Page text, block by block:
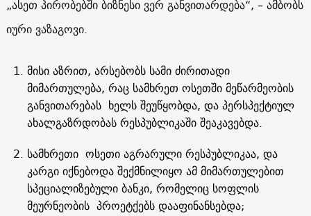
„ასეთ პირობებში ბიზნესი ვერ განვითარდება“, – ამბობს
იური ვაზაგოვი.
მისი აზრით, არსებობს სამი ძირითადი
მიმართულება, რაც სამხრეთ ოსეთში მეწარმეობის
განვითარებას ხელს შეუწყობდა, და პერსპექტიულ
ახალგაზრდობას რესპუბლიკაში შეაკავებდა.
სამხრეთი ოსეთი აგრარული რესპუბლიკაა, და
კარგი იქნებოდა შექმნილიყო ამ მიმართულებით
სპეციალიზებული ბანკი, რომელიც სოფლის
მეურნეობის პროეტქებს დააფინანსებდა;